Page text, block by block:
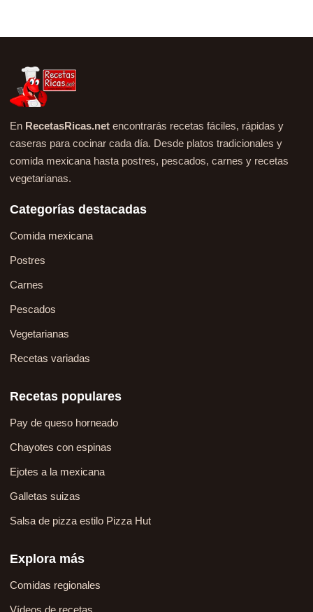
En RecetasRicas.net encontrarás recetas fáciles, rápidas y
caseras para cocinar cada día. Desde platos tradicionales y
comida mexicana hasta postres, pescados, carnes y recetas
vegetarianas.
Categorías destacadas
Comida mexicana
Postres
Carnes
Pescados
Vegetarianas
Recetas variadas
Recetas populares
Pay de queso horneado
Chayotes con espinas
Ejotes a la mexicana
Galletas suizas
Salsa de pizza estilo Pizza Hut
Explora más
Comidas regionales
Vídeos de recetas